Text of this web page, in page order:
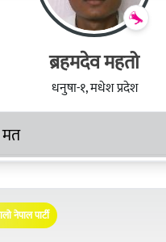
ब्रहमदेव महतो
धनुषा-१, मधेश प्रदेश
मत
नेपाल पार्टी